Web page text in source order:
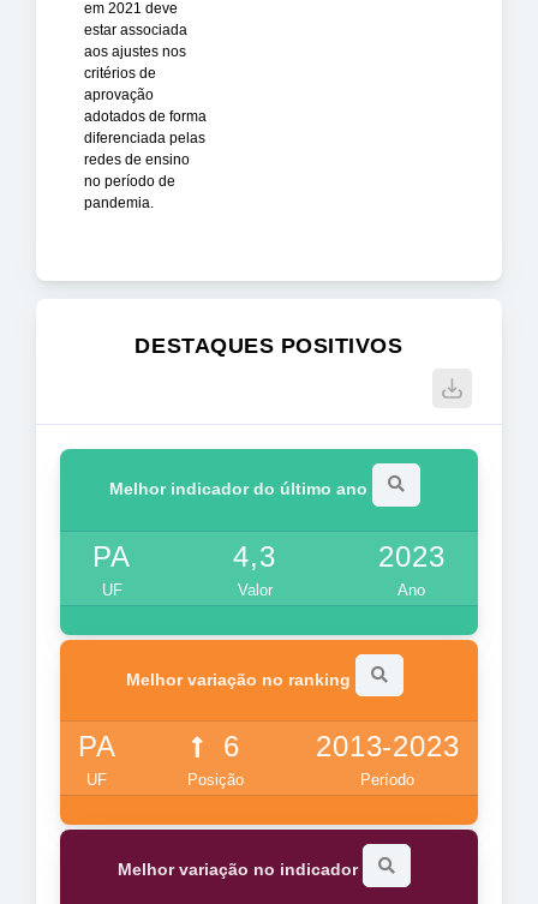
em 2021 deve
estar associada
aos ajustes nos
critérios de
aprovação
adotados de forma
diferenciada pelas
redes de ensino
no período de
pandemia.
DESTAQUES POSITIVOS
Melhor indicador do último ano
PA
UF
4,3
Valor
2023
Ano
Melhor variação no ranking
PA
UF
6
Posição
2013-2023
Período
Melhor variação no indicador